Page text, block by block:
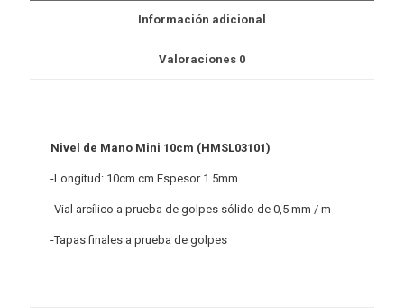
Información adicional
Valoraciones 0
Nivel de Mano Mini 10cm (HMSL03101)
-Longitud: 10cm cm Espesor 1.5mm
-Vial arcílico a prueba de golpes sólido de 0,5 mm / m
-Tapas finales a prueba de golpes